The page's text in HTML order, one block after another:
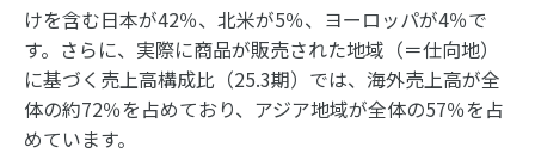
けを含む日本が42％、北米が5％、ヨーロッパが4％で
す。さらに、実際に商品が販売された地域（＝仕向地）
に基づく売上高構成比（25.3期）では、海外売上高が全
体の約72％を占めており、アジア地域が全体の57％を占
めています。